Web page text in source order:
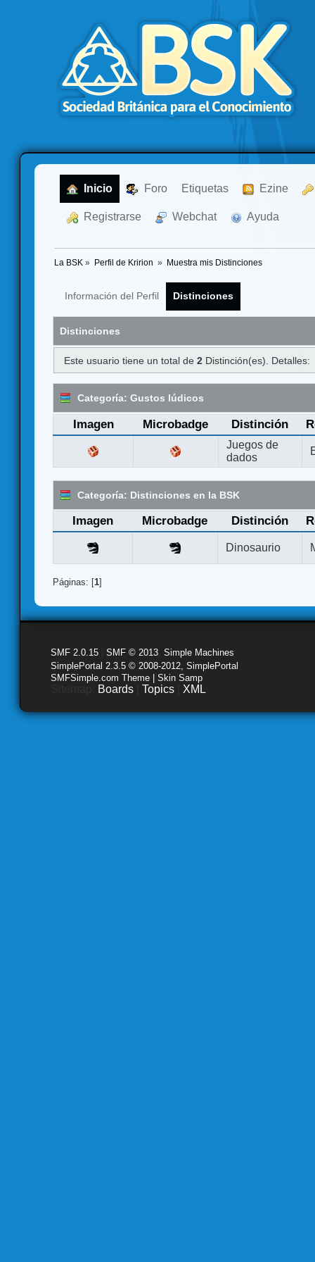
Inicio Foro Etiquetas Ezine
Registrarse Webchat Ayuda
La BSK » Perfil de Kririon » Muestra mis Distinciones
Información del Perfil Distinciones
Distinciones
Este usuario tiene un total de2 Distinción(es). Detalles:
Categoría: Gustos lúdicos
Imagen Microbadge Distinción
Juegos de
dados
Categoría: Distinciones en la BSK
Imagen Microbadge Distinción
Dinosaurio
Páginas: [1]
SMF 2.0.15 SMF © 2013 Simple Machines
SimplePortal 2.3.5 © 2008-2012, SimplePortal
SMFSimple.com Theme | Skin Samp
Boards Topics XML